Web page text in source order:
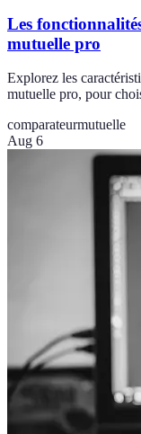
Les
mutuelle pro
Explorez les
mutuelle pro, pour
comparateurmutuelle
Aug 6